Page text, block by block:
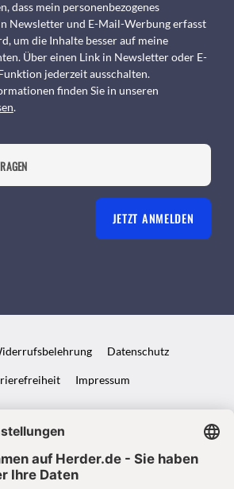
dass mein personenbezogenes
Newsletter und E-Mail-Werbung erfasst
um die Inhalte besser auf meine
Über einen Link in Newsletter oder E-
jederzeit ausschalten.
finden Sie in unseren
.
JETZT ANMELDEN
Datenschutz
Impressum